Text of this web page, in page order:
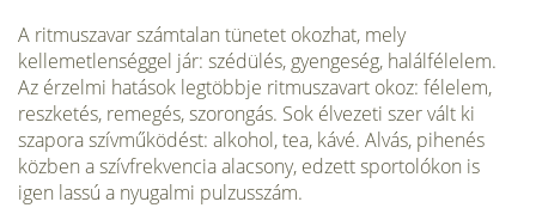
A ritmuszavar számtalan tünetet okozhat, mely
kellemetlenséggel jár: szédülés, gyengeség, halálfélelem.
Az érzelmi hatások legtöbbje ritmuszavart okoz: félelem,
reszketés, remegés, szorongás. Sok élvezeti szer vált ki
szapora szívműködést: alko­hol, tea, kávé. Alvás, pihenés
közben a szívfrekvencia alacsony, edzett sportolókon is
igen lassú a nyugalmi pulzusszám.